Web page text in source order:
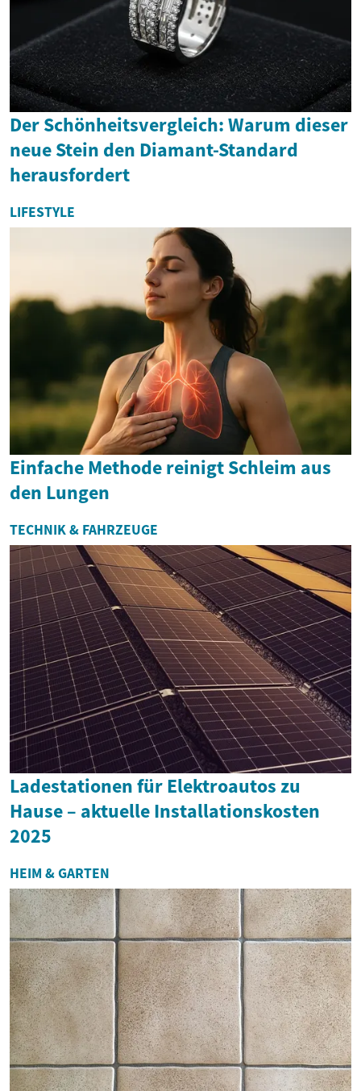
Der Schönheitsvergleich: Warum dieser
neue Stein den Diamant-Standard
herausfordert
LIFESTYLE
Einfache Methode reinigt Schleim aus
den Lungen
TECHNIK & FAHRZEUGE
Ladestationen für Elektroautos zu
Hause – aktuelle Installationskosten
2025
HEIM & GARTEN